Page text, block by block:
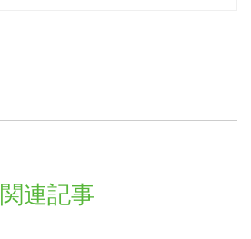
関連記事